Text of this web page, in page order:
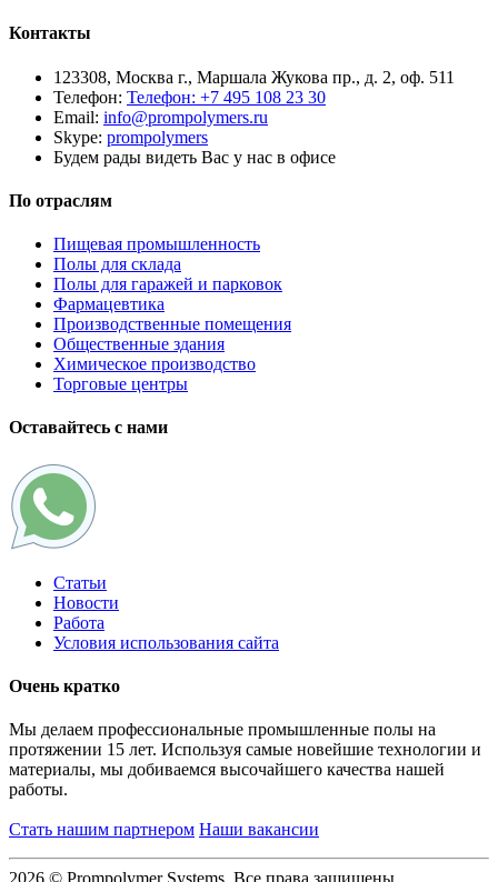
Контакты
123308, Москва г., Маршала Жукова пр., д. 2, оф. 511
Телефон: Телефон: +7 495 108 23 30
Email: info@prompolymers.ru
Skype: prompolymers
Будем рады видеть Вас у нас в офисе
По отраслям
Пищевая промышленность
Полы для склада
Полы для гаражей и парковок
Фармацевтика
Производственные помещения
Общественные здания
Химическое производство
Торговые центры
Оставайтесь с нами
Статьи
Новости
Работа
Условия использования сайта
Очень кратко
Мы делаем профессиональные промышленные полы на
протяжении 15 лет. Используя самые новейшие технологии и
материалы, мы добиваемся высочайшего качества нашей
работы.
Стать нашим партнером Наши вакансии